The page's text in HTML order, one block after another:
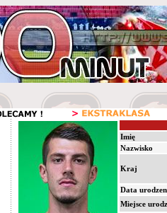
Imię
Nazwisko
Kraj
Data
Miejsce